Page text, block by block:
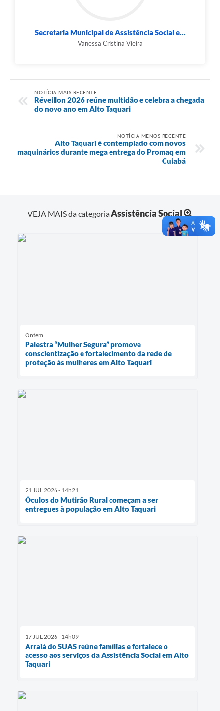
Secretaria Municipal de Assistência Social e...
Vanessa Cristina Vieira
NOTÍCIA MAIS RECENTE
Réveillon 2026 reúne multidão e celebra a chegada
do novo ano em Alto Taquari
NOTÍCIA MENOS RECENTE
Alto Taquari é contemplado com novos
maquinários durante mega entrega do Promaq em
Cuiabá
VEJA MAIS da categoriaAssistência Social
Ontem
Palestra “Mulher Segura” promove
conscientização e fortalecimento da rede de
proteção às mulheres em Alto Taquari
21 JUL 2026 - 14h21
Óculos do Mutirão Rural começam a ser
entregues à população em Alto Taquari
17 JUL 2026 - 14h09
Arraiá do SUAS reúne famílias e fortalece o
acesso aos serviços da Assistência Social em Alto
Taquari